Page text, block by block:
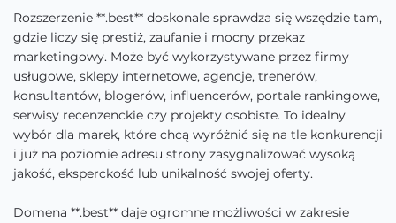
Rozszerzenie **.best** doskonale sprawdza się wszędzie tam,
gdzie liczy się prestiż, zaufanie i mocny przekaz
marketingowy. Może być wykorzystywane przez firmy
usługowe, sklepy internetowe, agencje, trenerów,
konsultantów, blogerów, influencerów, portale rankingowe,
serwisy recenzenckie czy projekty osobiste. To idealny
wybór dla marek, które chcą wyróżnić się na tle konkurencji
i już na poziomie adresu strony zasygnalizować wysoką
jakość, eksperckość lub unikalność swojej oferty.
Domena **.best** daje ogromne możliwości w zakresie